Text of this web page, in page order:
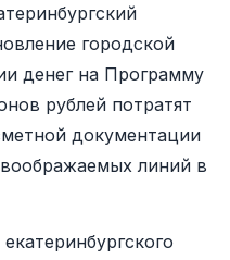
городской
денег на Программу
рублей потратят
документации
линий в